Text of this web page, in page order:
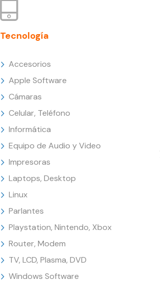
Tecnología
Accesorios
Apple Software
Cámaras
Celular, Teléfono
Informática
Equipo de Audio y Video
Impresoras
Laptops, Desktop
Linux
Parlantes
Playstation, Nintendo, Xbox
Router, Modem
TV, LCD, Plasma, DVD
Windows Software